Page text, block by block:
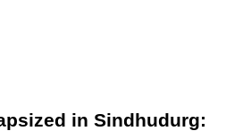
in Sindhudurg: